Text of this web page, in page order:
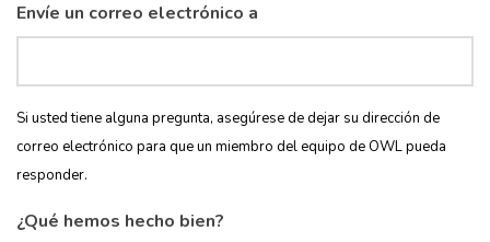
Envíe un correo electrónico a
Si usted tiene alguna pregunta, asegúrese de dejar su dirección de
correo electrónico para que un miembro del equipo de OWL pueda
responder.
¿Qué hemos hecho bien?